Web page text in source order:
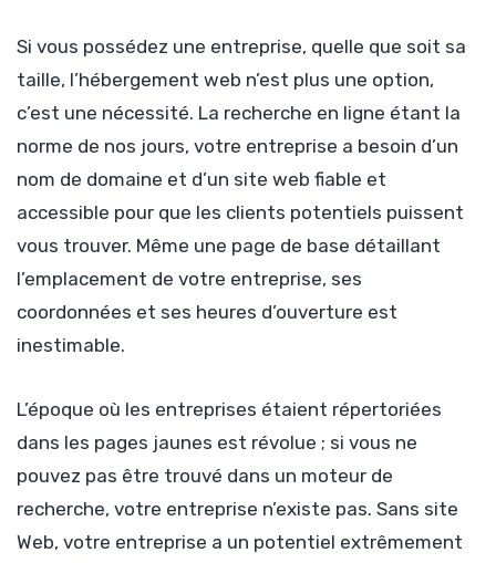
Si vous possédez une entreprise, quelle que soit sa
taille, l’hébergement web n’est plus une option,
c’est une nécessité. La recherche en ligne étant la
norme de nos jours, votre entreprise a besoin d’un
nom de domaine et d’un site web fiable et
accessible pour que les clients potentiels puissent
vous trouver. Même une page de base détaillant
l’emplacement de votre entreprise, ses
coordonnées et ses heures d’ouverture est
inestimable.
L’époque où les entreprises étaient répertoriées
dans les pages jaunes est révolue ; si vous ne
pouvez pas être trouvé dans un moteur de
recherche, votre entreprise n’existe pas. Sans site
Web, votre entreprise a un potentiel extrêmement